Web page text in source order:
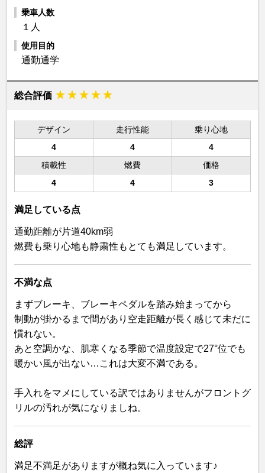
乗車人数
１人
使用目的
通勤通学
総合評価
デザイン 走行性能
乗り心地
4
4
4
積載性
燃費
価格
4
4 3
満足している点
通勤距離が片道40km弱
燃費も乗り心地も静粛性もとても満足しています。
不満な点
まずブレーキ、ブレーキペダルを踏み始まってから
制動が掛かるまで間があり空走距離が長く感じて未だに
慣れない。
あと空調かな、肌寒くなる季節で温度設定で27°位でも
暖かい風が出ない…これは大変不満である。
手入れをマメにしている訳ではありませんがフロントグ
リルの汚れが気になりましね。
総評
満足不満足がありますが概ね気に入っています♪